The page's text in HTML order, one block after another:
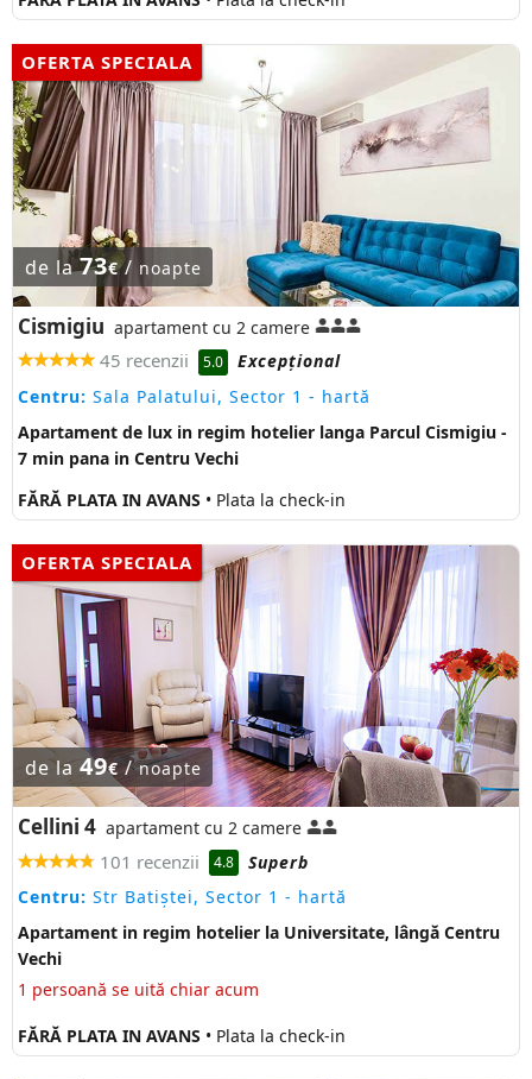
OFERTA SPECIALA
de la73€/ noapte
Cismigiu apartament cu 2 camere
45 recenzii 5.0
Excepţional
Centru: Sala Palatului, Sector 1 - hartă
Apartament de lux in regim hotelier langa Parcul Cismigiu -
7 min pana in Centru Vechi
FĂRĂ PLATA IN AVANS • Plata la check-in
OFERTA SPECIALA
de la 49€/noapte
Cellini 4 apartament cu 2 camere
101 recenzii 4.8
Superb
Centru: Str Batiștei, Sector 1 - hartă
Apartament in regim hotelier la Universitate, lângă Centru
Vechi
1 persoană se uită chiar acum
FĂRĂ PLATA IN AVANS • Plata la check-in